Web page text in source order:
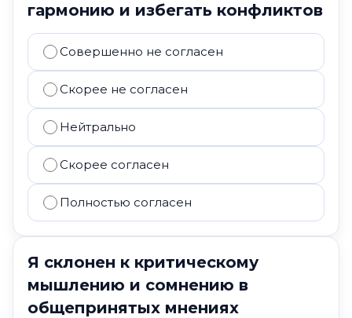
гармонию и избегать конфликтов
Совершенно не согласен
Скорее не согласен
Нейтрально
Скорее согласен
Полностью согласен
Я склонен к критическому
мышлению и сомнению в
общепринятых мнениях